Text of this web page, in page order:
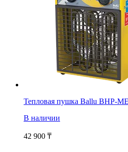
Тепловая пушка Ballu BHP-
В наличии
42 900 ₸